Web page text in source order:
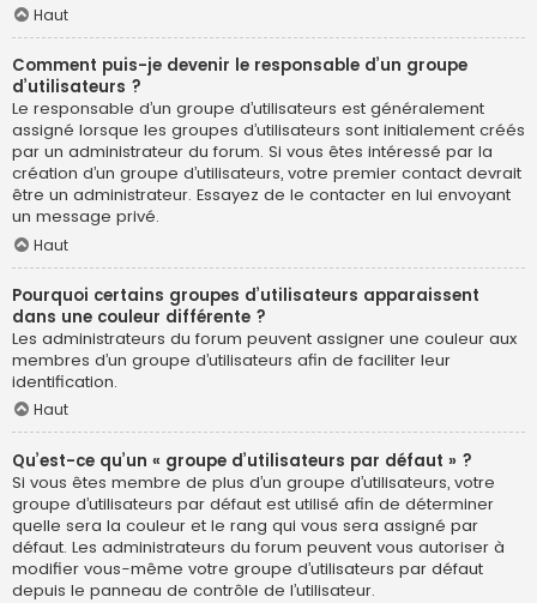
Haut
Comment puis-je devenir le responsable d’un groupe
d’utilisateurs ?
Le responsable d’un groupe d’utilisateurs est généralement
assigné lorsque les groupes d’utilisateurs sont initialement créés
par un administrateur du forum. Si vous êtes intéressé par la
création d’un groupe d’utilisateurs, votre premier contact devrait
être un administrateur. Essayez de le contacter en lui envoyant
un message privé.
Haut
Pourquoi certains groupes d’utilisateurs apparaissent
dans une couleur différente ?
Les administrateurs du forum peuvent assigner une couleur aux
membres d’un groupe d’utilisateurs afin de faciliter leur
identification.
Haut
Qu’est-ce qu’un « groupe d’utilisateurs par défaut » ?
Si vous êtes membre de plus d’un groupe d’utilisateurs, votre
groupe d’utilisateurs par défaut est utilisé afin de déterminer
quelle sera la couleur et le rang qui vous sera assigné par
défaut. Les administrateurs du forum peuvent vous autoriser à
modifier vous-même votre groupe d’utilisateurs par défaut
depuis le panneau de contrôle de l’utilisateur.